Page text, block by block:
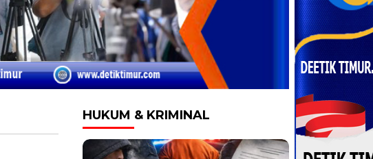
HUKUM & KRIMINAL